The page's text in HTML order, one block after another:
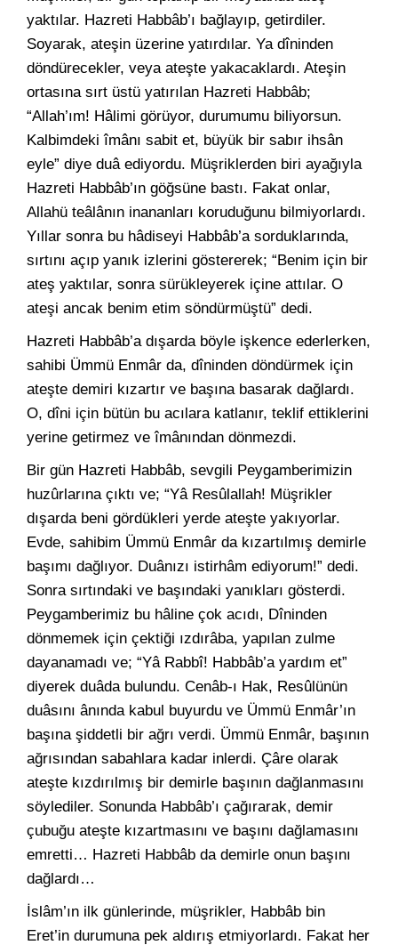
yaktılar. Hazreti Habbâb’ı bağlayıp, getirdiler.
Soyarak, ateşin üzerine yatırdılar. Ya dîninden
döndürecekler, veya ateşte yakacaklardı. Ateşin
ortasına sırt üstü yatırılan Hazreti Habbâb;
“Allah’ım! Hâlimi görüyor, durumumu biliyorsun.
Kalbimdeki îmânı sabit et, büyük bir sabır ihsân
eyle” diye duâ ediyordu. Müşriklerden biri ayağıyla
Hazreti Habbâb’ın göğsüne bastı. Fakat onlar,
Allahü teâlânın inananları koruduğunu bilmiyorlardı.
Yıllar sonra bu hâdiseyi Habbâb’a sorduklarında,
sırtını açıp yanık izlerini göstererek; “Benim için bir
ateş yaktılar, sonra sürükleyerek içine attılar. O
ateşi ancak benim etim söndürmüştü” dedi.
Hazreti Habbâb’a dışarda böyle işkence ederlerken,
sahibi Ümmü Enmâr da, dîninden döndürmek için
ateşte demiri kızartır ve başına basarak dağlardı.
O, dîni için bütün bu acılara katlanır, teklif ettiklerini
yerine getirmez ve îmânından dönmezdi.
Bir gün Hazreti Habbâb, sevgili Peygamberimizin
huzûrlarına çıktı ve; “Yâ Resûlallah! Müşrikler
dışarda beni gördükleri yerde ateşte yakıyorlar.
Evde, sahibim Ümmü Enmâr da kızartılmış demirle
başımı dağlıyor. Duânızı istirhâm ediyorum!” dedi.
Sonra sırtındaki ve başındaki yanıkları gösterdi.
Peygamberimiz bu hâline çok acıdı, Dîninden
dönmemek için çektiği ızdırâba, yapılan zulme
dayanamadı ve; “Yâ Rabbî! Habbâb’a yardım et”
diyerek duâda bulundu. Cenâb-ı Hak, Resûlünün
duâsını ânında kabul buyurdu ve Ümmü Enmâr’ın
başına şiddetli bir ağrı verdi. Ümmü Enmâr, başının
ağrısından sabahlara kadar inlerdi. Çâre olarak
ateşte kızdırılmış bir demirle başının dağlanmasını
söylediler. Sonunda Habbâb’ı çağırarak, demir
çubuğu ateşte kızartmasını ve başını dağlamasını
emretti… Hazreti Habbâb da demirle onun başını
dağlardı…
İslâm’ın ilk günlerinde, müşrikler, Habbâb bin
Eret’in durumuna pek aldırış etmiyorlardı. Fakat her